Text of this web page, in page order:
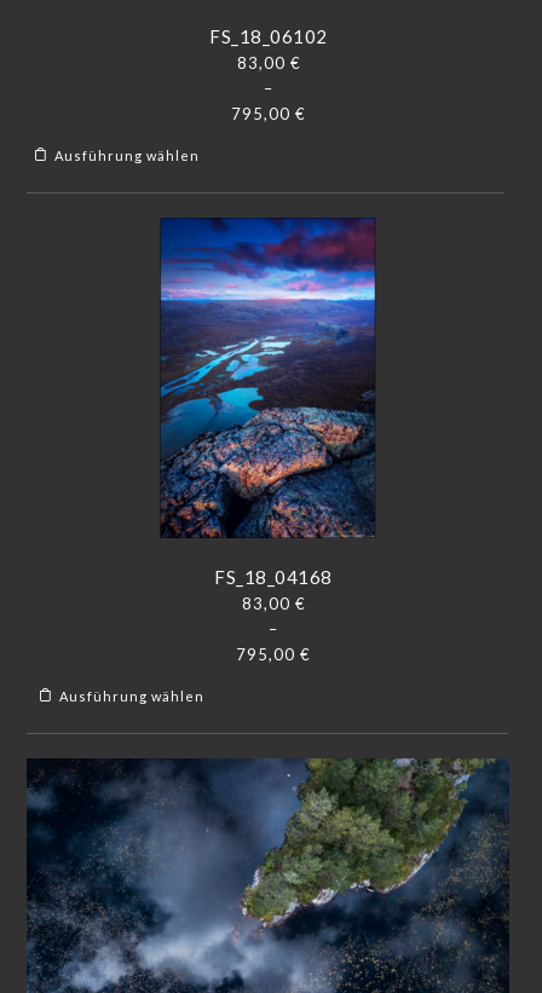
FS_18_06102
83,00 €
–
795,00€
Ausführung wählen
FS_18_04168
83,00 €
–
795,00 €
Ausführung wählen